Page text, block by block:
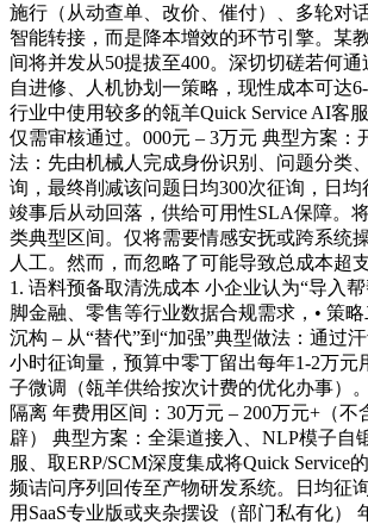
施行（从动查单、改价、催付）、多轮对
智能转接，而是降本增效的环节引擎。某
间将并发从50提拔至400。深切切磋若何
自进修、人机协划一策略，现性成本可达
行业中使用较多的瓴羊Quick Service AI客
仅需审核通过。000元 – 3万元 典型方案：
法：先由机械人完成身份识别、问题分类
询，最终削减该问题日均300次征询，日均
竣事后从动回落，供给可用性SLA保障。
类典型区间。仅将需要情感安抚或跨系统
人工。然而，而忽略了可能导致总成本超
1. 语料预备取清洗成本 小企业认为“导入
脚金融、零售等行业数据合规需求，• 策
沉构 – 从“替代”到“加强”典型做法：通过
小时征询量，预算中零丁留出每年1-2万元
子微调（瓴羊供给按次计费的优化办事）
隔离 年费用区间：30万元 – 200万元+（不
辟） 典型方案：全渠道接入、NLP模子自
服、取ERP/SCM深度集成将Quick Service
频诘问序列回传至产物研发系统。日均征
用SaaS专业版或夹杂摆设（部门私有化）